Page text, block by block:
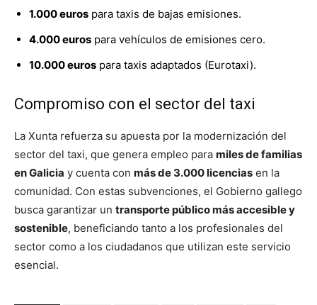
1.000 euros para taxis de bajas emisiones.
4.000 euros para vehículos de emisiones cero.
10.000 euros para taxis adaptados (Eurotaxi).
Compromiso con el sector del taxi
La Xunta refuerza su apuesta por la modernización del
sector del taxi, que genera empleo para miles de familias
en Galicia y cuenta con más de 3.000 licencias en la
comunidad. Con estas subvenciones, el Gobierno gallego
busca garantizar un transporte público más accesible y
sostenible, beneficiando tanto a los profesionales del
sector como a los ciudadanos que utilizan este servicio
esencial.